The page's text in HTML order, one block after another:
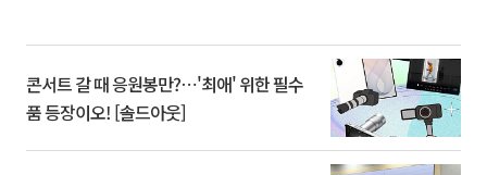
콘서트 갈 때 응원봉만?⋯'최애' 위한 필수
품 등장이오! [솔드아웃]